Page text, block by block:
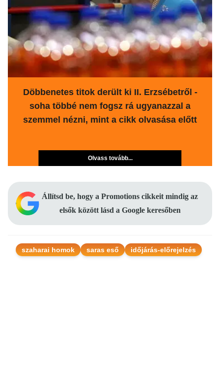
Döbbenetes titok derült ki II. Erzsébetről -
soha többé nem fogsz rá ugyanazzal a
szemmel nézni, mint a cikk olvasása előtt
Olvass tovább...
Állítsd be, hogy a Promotions cikkeit mindig az
elsők között lásd a Google keresőben
szaharai homok saras eső időjárás-előrejelzés